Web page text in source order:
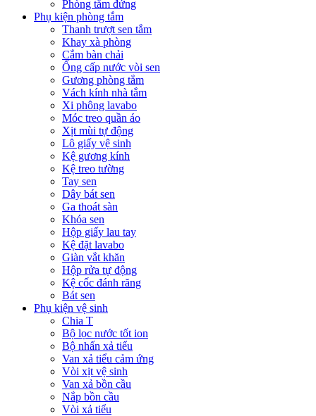
Phòng tắm đứng
Phụ kiện phòng tắm
Thanh trượt sen tắm
Khay xà phòng
Cắm bàn chải
Ống cấp nước vòi sen
Gương phòng tắm
Vách kính nhà tắm
Xi phông lavabo
Móc treo quần áo
Xịt mùi tự động
Lô giấy vệ sinh
Kệ gương kính
Kệ treo tường
Tay sen
Dây bát sen
Ga thoát sàn
Khóa sen
Hộp giấy lau tay
Kệ đặt lavabo
Giàn vắt khăn
Hộp rửa tự động
Kệ cốc đánh răng
Bát sen
Phụ kiện vệ sinh
Chia T
Bộ lọc nước tốt ion
Bộ nhấn xả tiểu
Van xả tiểu cảm ứng
Vòi xịt vệ sinh
Van xả bồn cầu
Nắp bồn cầu
Vòi xả tiểu